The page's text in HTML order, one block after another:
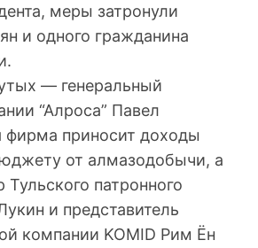
меры затронули
и одного гражданина
— генеральный
“Алроса” Павел
фирма приносит доходы
от алмазодобычи, а
патронного
и представитель
компании KOMID Рим Ён